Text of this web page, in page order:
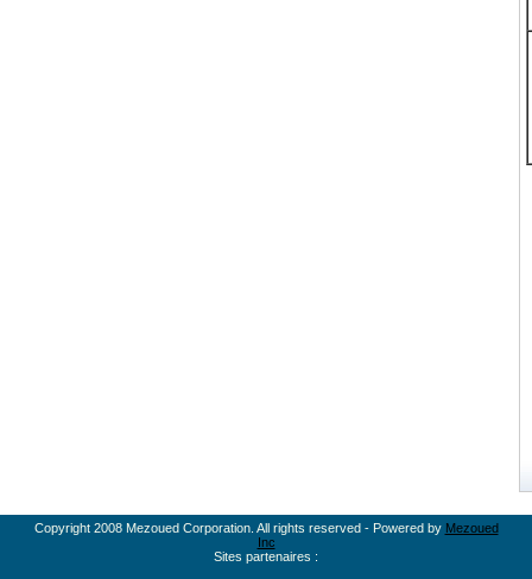
Copyright 2008 Mezoued Corporation. All rights reserved - Powered by Mezoued
Inc
Sites partenaires :